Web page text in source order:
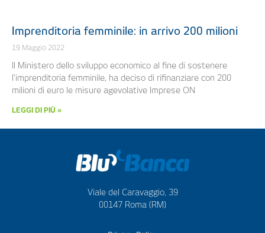
Imprenditoria femminile: in arrivo 200 milioni
19 Maggio 2022
Il Ministero dello sviluppo economico al fine di sostenere
l’imprenditoria femminile, ha deciso di rifinanziare con 200
milioni di euro le misure agevolative Imprese ON
LEGGI DI PIÙ »
Viale del Caravaggio, 39
00147 Roma (RM)